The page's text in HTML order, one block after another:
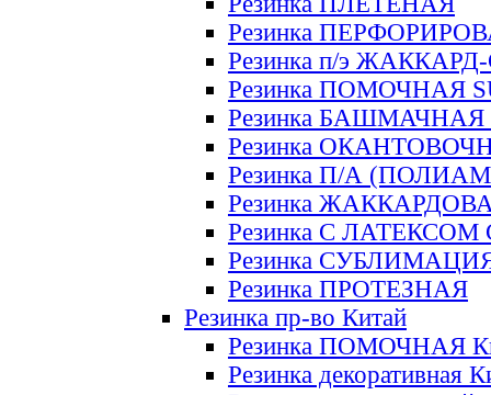
Резинка
Резинка п/э
Резинка ПОМОЧНАЯ
Резинка БАШМАЧНАЯ
Резинка
Резинка П/А
Резинка
Резинка С ЛАТЕКСОМ
Резинка
Резинка ПРОТЕЗНАЯ
Резинка пр-во Китай
Резинка ПОМОЧНАЯ
Резинка декоративная